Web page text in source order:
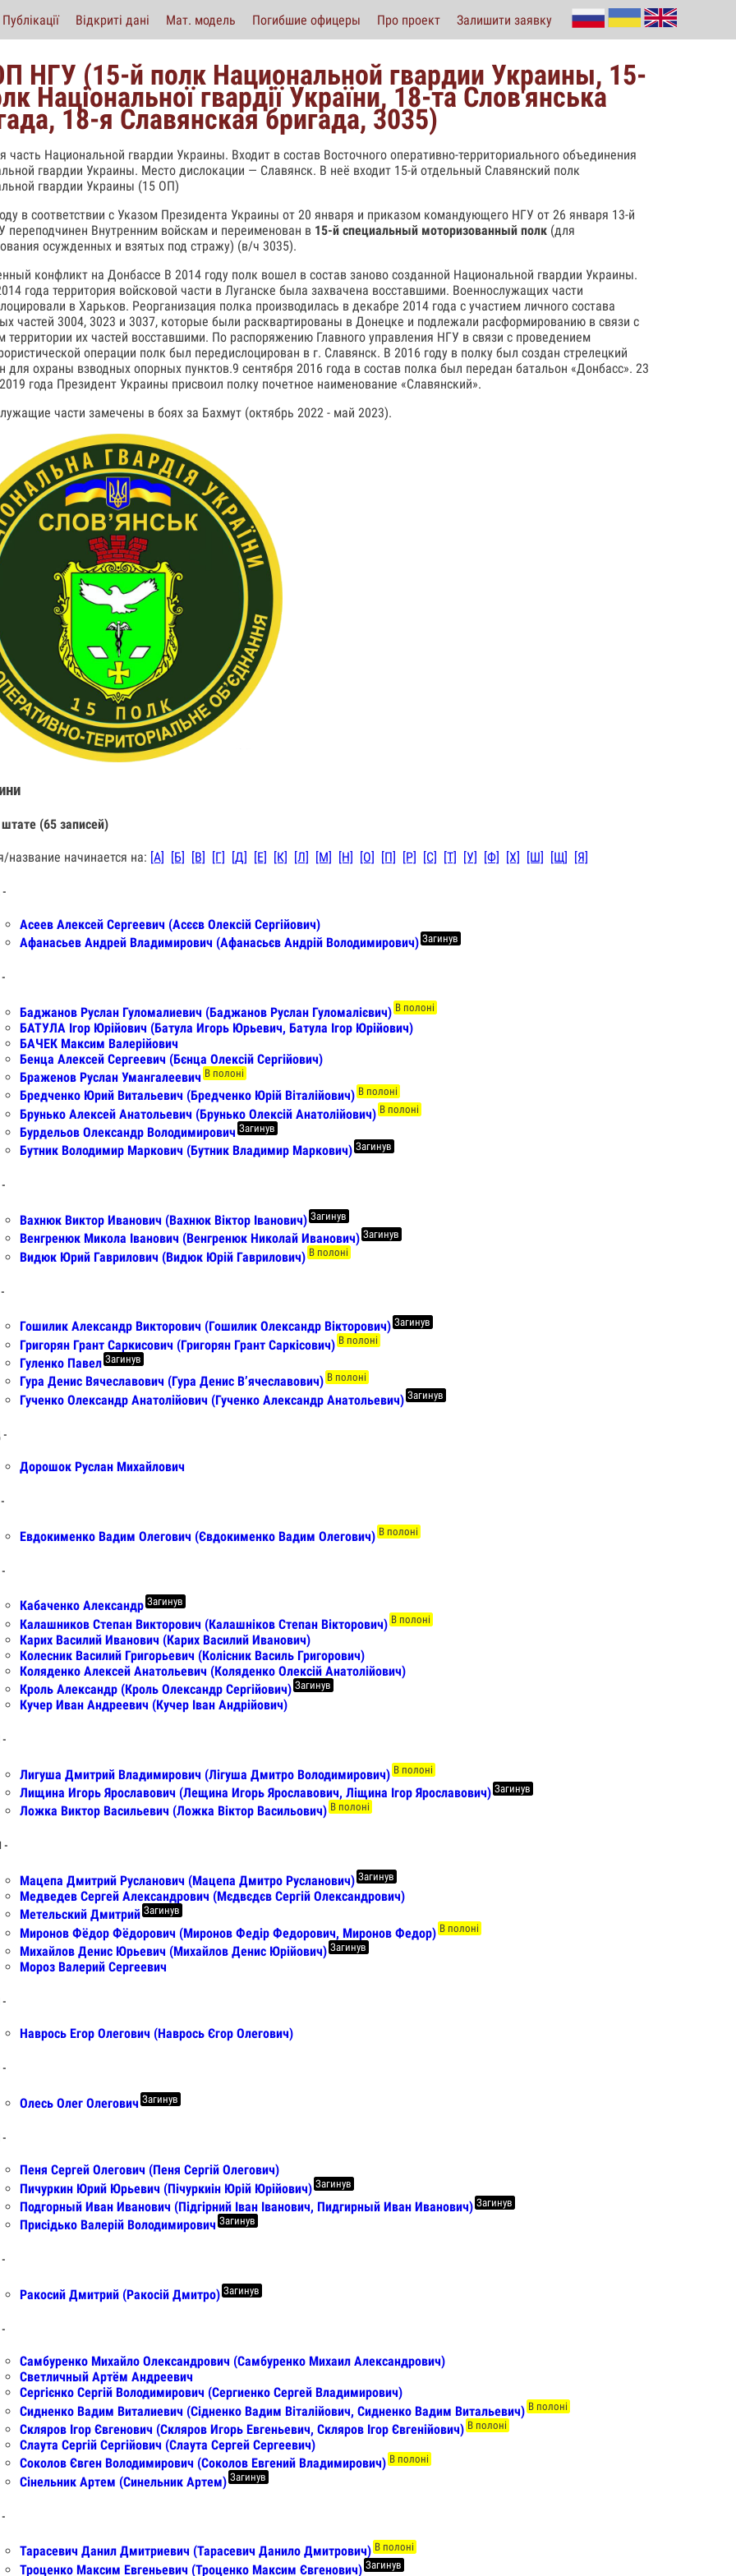
Публікації Відкриті дані Мат. модель Погибшие офицеры Про проект Залишити заявку
НГУ (15-й полк Национальной гвардии Украины, 15-
Національної гвардії України, 18-та Слов'янська
18-я Славянская бригада, 3035)
часть Национальной гвардии Украины. Входит в состав Восточного оперативно-территориального объединения
гвардии Украины. Место дислокации — Славянск. В неё входит 15-й отдельный Славянский полк
гвардии Украины (15 ОП)
в соответствии с Указом Президента Украины от 20 января и приказом командующего НГУ от 26 января 13-й
переподчинен Внутренним войскам и переименован в 15-й специальный моторизованный полк (для
осужденных и взятых под стражу) (в/ч 3035).
конфликт на Донбассе В 2014 году полк вошел в состав заново созданной Национальной гвардии Украины.
года территория войсковой части в Луганске была захвачена восставшими. Военнослужащих части
в Харьков. Реорганизация полка производилась в декабре 2014 года с участием личного состава
частей 3004, 3023 и 3037, которые были расквартированы в Донецке и подлежали расформированию в связи с
территории их частей восставшими. По распоряжению Главного управления НГУ в связи с проведением
операции полк был передислоцирован в г. Славянск. В 2016 году в полку был создан стрелецкий
для охраны взводных опорных пунктов.9 сентября 2016 года в состав полка был передан батальон «Донбасс». 23
года Президент Украины присвоил полку почетное наименование «Славянский».
части замечены в боях за Бахмут (октябрь 2022 - май 2023).
(65 записей)
название начинается на: [А] [Б] [В] [Г] [Д] [Е] [К] [Л] [М] [Н] [О] [П] [Р] [С] [Т] [У] [Ф] [Х] [Ш] [Щ] [Я]
-
Асеев Алексей Сергеевич (Асєєв Олексій Сергійович)
Афанасьев Андрей Владимирович (Афанасьєв Андрій Володимирович) Загинув
Баджанов Руслан Гуломалиевич (Баджанов Руслан Гуломалієвич) В полоні
БАТУЛА Ігор Юрійович (Батула Игорь Юрьевич, Батула Ігор Юрійович)
БАЧЕК Максим Валерійович
Бенца Алексей Сергеевич (Бєнца Олексій Сергійович)
Браженов Руслан Умангалеевич В полоні
Бредченко Юрий Витальевич (Бредченко Юрій Віталійович) В полоні
Брунько Алексей Анатольевич (Брунько Олексій Анатолійович) В полоні
Бурдельов Олександр Володимирович Загинув
Бутник Володимир Маркович (Бутник Владимир Маркович) Загинув
Вахнюк Виктор Иванович (Вахнюк Віктор Іванович) Загинув
Венгренюк Микола Іванович (Венгренюк Николай Иванович) Загинув
Видюк Юрий Гаврилович (Видюк Юрій Гаврилович) В полоні
Гошилик Александр Викторович (Гошилик Олександр Вікторович) Загинув
Григорян Грант Саркисович (Григорян Грант Саркісович) В полоні
Гуленко Павел Загинув
Гура Денис Вячеславович (Гура Денис Вʼячеславович) В полоні
Гученко Олександр Анатолійович (Гученко Александр Анатольевич) Загинув
-
Дорошок Руслан Михайлович
Евдокименко Вадим Олегович (Євдокименко Вадим Олегович) В полоні
Кабаченко Александр Загинув
Калашников Степан Викторович (Калашніков Степан Вікторович) В полоні
Карих Василий Иванович (Карих Василий Иванович)
Колесник Василий Григорьевич (Колісник Василь Григорович)
Коляденко Алексей Анатольевич (Коляденко Олексій Анатолійович)
Кроль Александр (Кроль Олександр Сергійович) Загинув
Кучер Иван Андреевич (Кучер Іван Андрійович)
-
Лигуша Дмитрий Владимирович (Лігуша Дмитро Володимирович) В полоні
Лищина Игорь Ярославович (Лещина Игорь Ярославович, Ліщина Ігор Ярославович) Загинув
Ложка Виктор Васильевич (Ложка Віктор Васильович) В полоні
-
Мацепа Дмитрий Русланович (Мацепа Дмитро Русланович) Загинув
Медведев Сергей Александрович (Мєдвєдєв Сергій Олександрович)
Метельский Дмитрий Загинув
Миронов Фёдор Фёдорович (Миронов Федір Федорович, Миронов Федор) В полоні
Михайлов Денис Юрьевич (Михайлов Денис Юрійович) Загинув
Мороз Валерий Сергеевич
-
Наврось Егор Олегович (Наврось Єгор Олегович)
-
Олесь Олег Олегович Загинув
-
Пеня Сергей Олегович (Пеня Сергій Олегович)
Пичуркин Юрий Юрьевич (Пiчуркиiн Юрій Юрійович) Загинув
Подгорный Иван Иванович (Підгірний Іван Іванович, Пидгирный Иван Иванович) Загинув
Присідько Валерій Володимирович Загинув
Ракосий Дмитрий (Ракосій Дмитро) Загинув
Самбуренко Михайло Олександрович (Самбуренко Михаил Александрович)
Светличный Артём Андреевич
Сергієнко Сергій Володимирович (Сергиенко Сергей Владимирович)
Сидненко Вадим Виталиевич (Сідненко Вадим Віталійович, Сидненко Вадим Витальевич) В полоні
Скляров Ігор Євгенович (Скляров Игорь Евгеньевич, Скляров Ігор Євгенійович) В полоні
Слаута Сергій Сергійович (Слаута Сергей Сергеевич)
Соколов Євген Володимирович (Соколов Евгений Владимирович) В полоні
Сінельник Артем (Синельник Артем) Загинув
Тарасевич Данил Дмитриевич (Тарасевич Данило Дмитрович) В полоні
Троценко Максим Евгеньевич (Троценко Максим Євгенович) Загинув